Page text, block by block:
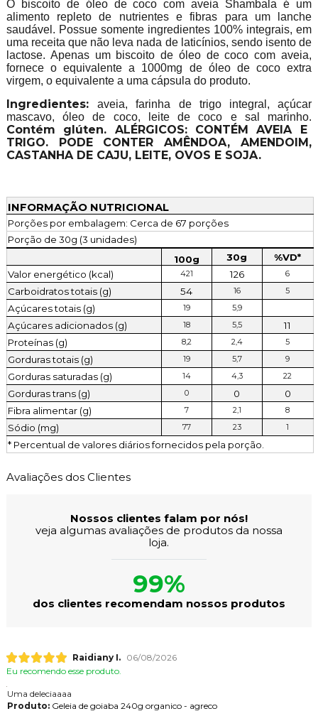
O biscoito de óleo de coco com aveia Shambala é um
alimento repleto de nutrientes e fibras para um lanche
saudável. Possue somente ingredientes 100% integrais, em
uma receita que não leva nada de laticínios, sendo isento de
lactose. Apenas um biscoito de óleo de coco com aveia,
fornece o equivalente a 1000mg de óleo de coco extra
virgem, o equivalente a uma cápsula do produto.
Ingredientes:aveia, farinha de trigo integral, açúcar
mascavo, óleo de coco, leite de coco e sal marinho.
Contém glúten. ALÉRGICOS: CONTÉM AVEIA E
TRIGO. PODE CONTER AMÊNDOA, AMENDOIM,
CASTANHA DE CAJU, LEITE, OVOS E SOJA.
INFORMAÇÃO NUTRICIONAL
Porções por embalagem: Cerca de 67 porções
Porção de 30g (3 unidades)
100g
30g
%VD*
Valor energético (kcal)
421 126 6
Carboidratos totais (g) 54 16 5
Açúcares totais (g) 19 5,9
Açúcares adicionados (g) 18 5,5
11
Proteínas (g)
8,2 2,4 5
Gorduras totais (g) 19 5,7 9
Gorduras saturadas (g) 14 4,3 22
Gorduras trans (g) 0 0
0
Fibra alimentar (g)
7 2,1 8
Sódio (mg) 77 23 1
* Percentual de valores diários fornecidos pela porção.
Avaliações dos Clientes
Nossos clientes falam por nós!
veja algumas avaliações de produtos da nossa
loja.
99%
dos clientes recomendam nossos produtos
Raidiany I.
06/08/2026
Eu recomendo esse produto.
Uma deleciaaaa
Produto:Geleia de goiaba 240g organico - agreco